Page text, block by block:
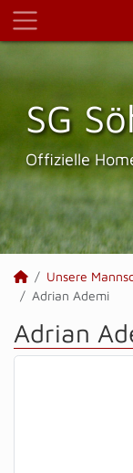
SG
Offizielle
Unsere
Adrian Ademi
Adrian